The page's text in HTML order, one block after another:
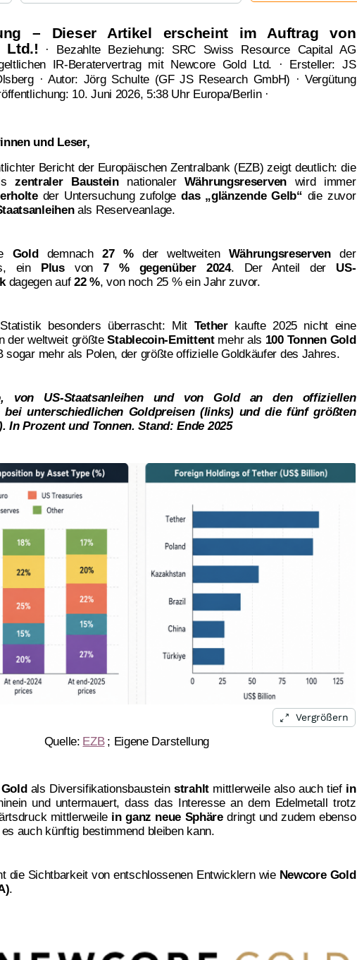
– Dieser Artikel erscheint im Auftrag von
Ltd.!
· Bezahlte Beziehung: SRC Swiss Resource Capital AG
IR-Beratervertrag mit Newcore Gold Ltd. · Ersteller: JS
· Autor: Jörg Schulte (GF JS Research GmbH) · Vergütung
10. Juni 2026, 5:38 Uhr Europa/Berlin ·
und Leser,
Bericht der Europäischen Zentralbank (EZB) zeigt deutlich: die
zentraler Bausteinnationaler Währungsreservenwird immer
der Untersuchung zufolgedas „glänzende Gelb“ die zuvor
als Reserveanlage.
Golddemnach 27 %der weltweiten Währungsreservender
ein Plusvon7 % gegenüber 2024. Der Anteil der US-
dagegen auf22 %, von noch 25 % ein Jahr zuvor.
besonders überrascht: Mit Tetherkaufte 2025 nicht eine
der weltweit größteStablecoin-Emittentmehr als 100 Tonnen Gold
sogar mehr als Polen, der größte offizielle Goldkäufer des Jahres.
von US-Staatsanleihen und von Gold an den offiziellen
bei unterschiedlichen Goldpreisen (links) und die fünf größten
In Prozent und Tonnen. Stand: Ende 2025
Vergrößern
Quelle: EZB ; Eigene Darstellung
Goldals Diversifikationsbausteinstrahltmittlerweile also auch tief in
und untermauert, dass das Interesse an dem Edelmetall trotz
mittlerweile in ganz neue Sphäredringt und zudem ebenso
auch künftig bestimmend bleiben kann.
die Sichtbarkeit von entschlossenen Entwicklern wie Newcore Gold
.